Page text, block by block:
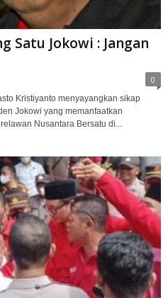
Satu Jokowi : Jangan
0
Kristiyanto menyayangkan sikap
Jokowi yang memanfaatkan
Nusantara Bersatu di...